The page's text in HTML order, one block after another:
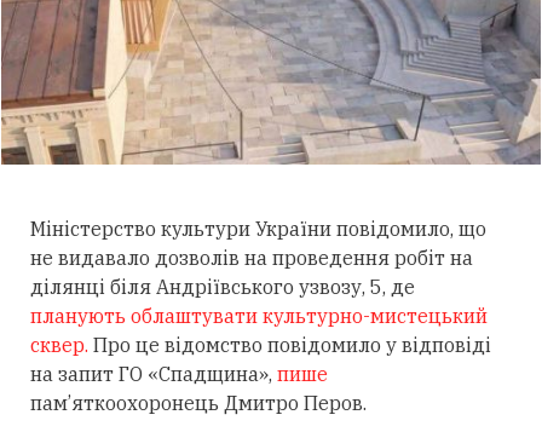
Міністерство культури України повідомило, що
не видавало дозволів на проведення робіт на
ділянці біля Андріївського узвозу, 5, де
планують облаштувати культурно-мистецький
сквер. Про це відомство повідомило у відповіді
на запит ГО «Спадщина», пише
пам’яткоохоронець Дмитро Перов.